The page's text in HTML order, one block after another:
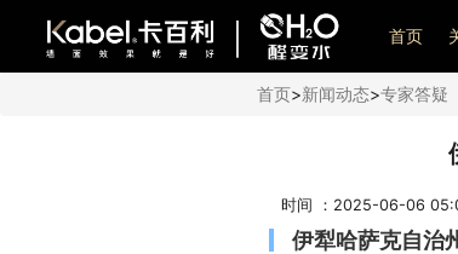
艺术漆加盟
首页
首页>新闻动态>专家答疑
时间 ：2025-06-06
伊犁哈萨克自治